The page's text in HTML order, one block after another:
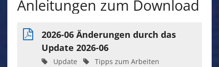
Anleitungen zum Download
2026-06 Änderungen durch das
Update 2026-06
Update
Tipps zum Arbeiten